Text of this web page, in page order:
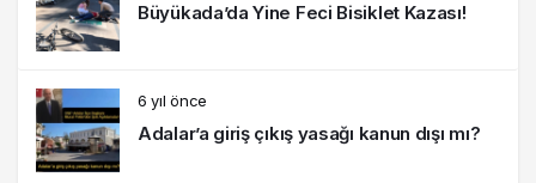
Büyükada’da Yine Feci Bisiklet Kazası!
6 yıl önce
Adalar’a giriş çıkış yasağı kanun dışı mı?